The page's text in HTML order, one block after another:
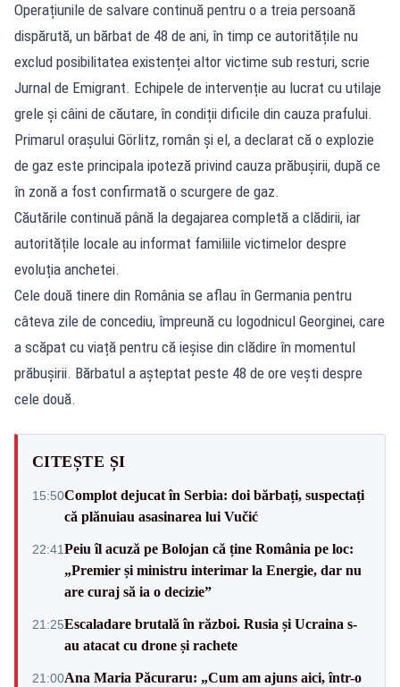
Operațiunile de salvare continuă pentru o a treia persoană
dispărută, un bărbat de 48 de ani, în timp ce autoritățile nu
exclud posibilitatea existenței altor victime sub resturi, scrie
Jurnal de Emigrant. Echipele de intervenție au lucrat cu utilaje
grele și câini de căutare, în condiții dificile din cauza prafului.
Primarul orașului Görlitz, român și el, a declarat că o explozie
de gaz este principala ipoteză privind cauza prăbușirii, după ce
în zonă a fost confirmată o scurgere de gaz.
Căutările continuă până la degajarea completă a clădirii, iar
autoritățile locale au informat familiile victimelor despre
evoluția anchetei.
Cele două tinere din România se aflau în Germania pentru
câteva zile de concediu, împreună cu logodnicul Georginei, care
a scăpat cu viață pentru că ieșise din clădire în momentul
prăbușirii. Bărbatul a așteptat peste 48 de ore vești despre
cele două.
CITEȘTE ȘI
15:50Complot dejucat în Serbia: doi bărbați, suspectați
că plănuiau asasinarea lui Vučić
22:41Peiu îl acuză pe Bolojan că ține România pe loc:
„Premier și ministru interimar la Energie, dar nu
are curaj să ia o decizie”
21:25Escaladare brutală în război. Rusia și Ucraina s-
au atacat cu drone și rachete
21:00Ana Maria Păcuraru: „Cum am ajuns aici, într-o